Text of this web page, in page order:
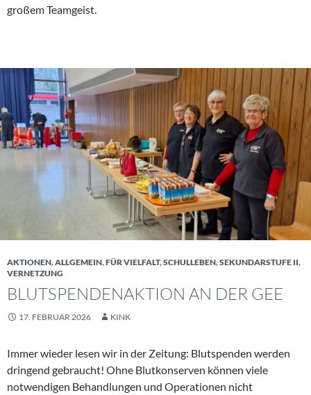
großem Teamgeist.
AKTIONEN,ALLGEMEIN,FÜR VIELFALT,SCHULLEBEN,SEKUNDARSTUFE II,
VERNETZUNG
BLUTSPENDENAKTION AN DER GEE
17. FEBRUAR 2026 KINK
Immer wieder lesen wir in der Zeitung: Blutspenden werden
dringend gebraucht! Ohne Blutkonserven können viele
notwendigen Behandlungen und Operationen nicht